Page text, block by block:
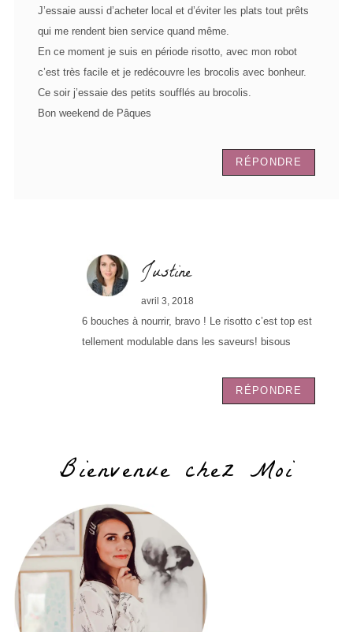
J’essaie aussi d’acheter local et d’éviter les plats tout prêts
qui me rendent bien service quand même.
En ce moment je suis en période risotto, avec mon robot
c’est très facile et je redécouvre les brocolis avec bonheur.
Ce soir j’essaie des petits soufflés au brocolis.
Bon weekend de Pâques
RÉPONDRE
Justine
avril 3, 2018
6 bouches à nourrir, bravo ! Le risotto c’est top est
tellement modulable dans les saveurs! bisous
RÉPONDRE
Bienvenue chez Moi